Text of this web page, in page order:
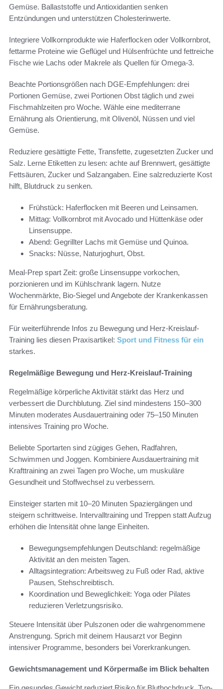
Gemüse. Ballaststoffe und Antioxidantien senken
Entzündungen und unterstützen Cholesterinwerte.
Integriere Vollkornprodukte wie Haferflocken oder Vollkornbrot,
fettarme Proteine wie Geflügel und Hülsenfrüchte und fettreiche
Fische wie Lachs oder Makrele als Quellen für Omega-3.
Beachte Portionsgrößen nach DGE-Empfehlungen: drei
Portionen Gemüse, zwei Portionen Obst täglich und zwei
Fischmahlzeiten pro Woche. Wähle eine mediterrane
Ernährung als Orientierung, mit Olivenöl, Nüssen und viel
Gemüse.
Reduziere gesättigte Fette, Transfette, zugesetzten Zucker und
Salz. Lerne Etiketten zu lesen: achte auf Brennwert, gesättigte
Fettsäuren, Zucker und Salzangaben. Eine salzreduzierte Kost
hilft, Blutdruck zu senken.
Frühstück: Haferflocken mit Beeren und Leinsamen.
Mittag: Vollkornbrot mit Avocado und Hüttenkäse oder
Linsensuppe.
Abend: Gegrillter Lachs mit Gemüse und Quinoa.
Snacks: Nüsse, Naturjoghurt, Obst.
Meal-Prep spart Zeit: große Linsensuppe vorkochen,
porzionieren und im Kühlschrank lagern. Nutze
Wochenmärkte, Bio-Siegel und Angebote der Krankenkassen
für Ernährungsberatung.
Für weiterführende Infos zu Bewegung und Herz-Kreislauf-
Training lies diesen Praxisartikel: Sport und Fitness für ein
starkes.
Regelmäßige Bewegung und Herz-Kreislauf-Training
Regelmäßige körperliche Aktivität stärkt das Herz und
verbessert die Durchblutung. Ziel sind mindestens 150–300
Minuten moderates Ausdauertraining oder 75–150 Minuten
intensives Training pro Woche.
Beliebte Sportarten sind zügiges Gehen, Radfahren,
Schwimmen und Joggen. Kombiniere Ausdauertraining mit
Krafttraining an zwei Tagen pro Woche, um muskuläre
Gesundheit und Stoffwechsel zu verbessern.
Einsteiger starten mit 10–20 Minuten Spaziergängen und
steigern schrittweise. Intervalltraining und Treppen statt Aufzug
erhöhen die Intensität ohne lange Einheiten.
Bewegungsempfehlungen Deutschland: regelmäßige
Aktivität an den meisten Tagen.
Alltagsintegration: Arbeitsweg zu Fuß oder Rad, aktive
Pausen, Stehschreibtisch.
Koordination und Beweglichkeit: Yoga oder Pilates
reduzieren Verletzungsrisiko.
Steuere Intensität über Pulszonen oder die wahrgenommene
Anstrengung. Sprich mit deinem Hausarzt vor Beginn
intensiver Programme, besonders bei Vorerkrankungen.
Gewichtsmanagement und Körpermaße im Blick behalten